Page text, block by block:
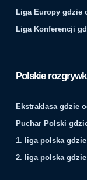
Liga Europy gdzie
Liga Konferencji
Polskie
Ekstraklasa gdzie
Puchar Polski
1. liga polska
2. liga polska